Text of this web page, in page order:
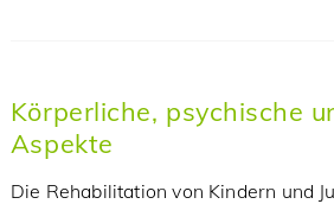
Körperliche, psychische
Aspekte
Die Rehabilitation von Kindern und